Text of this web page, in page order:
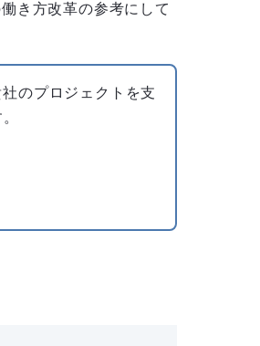
き方改革の参考にして
のプロジェクトを支